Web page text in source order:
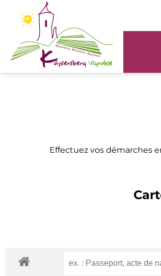
Effectuez vos démarches
Panneau de gestion des cookies